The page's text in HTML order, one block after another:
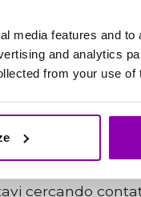
media features and
and analytics
from your use
alle 17.00 e
nell'oggetto
primo triage il
e non è
cercando